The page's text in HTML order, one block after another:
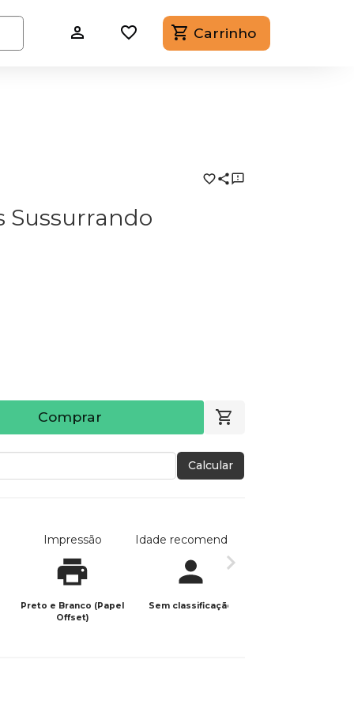
Carrinho
Sussurrando
Comprar
Calcular
Impressão
Preto e Branco (Papel
Offset)
Idade recomendada
Sem classificação